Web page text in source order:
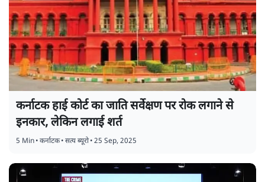
कर्नाटक हाई कोर्ट का जाति सर्वेक्षण पर रोक लगाने से
इनकार, लेकिन लगाई शर्त
5 Min•कर्नाटक•सत्य ब्यूरो•25 Sep, 2025